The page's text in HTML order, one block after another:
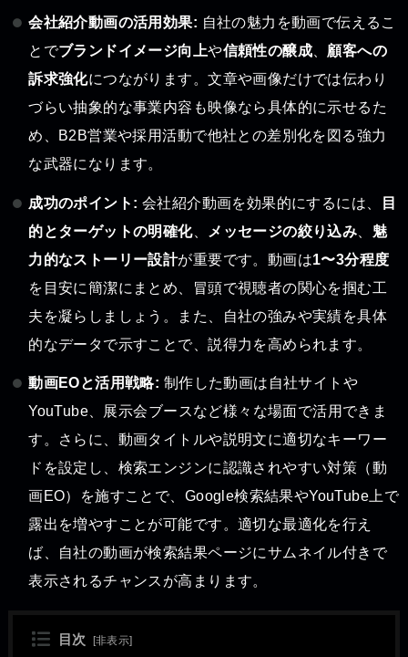
会社紹介動画の活用効果: 自社の魅力を動画で伝えるこ
とでブランドイメージ向上や信頼性の醸成
顧客への
訴求強化につながります。文章や画像だけでは伝わり
づらい抽象的な事業内容も映像なら具体的に示せるた
め、B2B営業や採用活動で他社との差別化を図る強力
な武器になります。
成功のポイント: 会社紹介動画を効果的にするには、
目
的とターゲットの明確化、 メッセージの絞り込み
魅
力的なストーリー設計が重要です。動画は1〜3分程度
を目安に簡潔にまとめ、冒頭で視聴者の関心を掴む工
夫を凝らしましょう。また、自社の強みや実績を具体
的なデータで示すことで、説得力を高められます。
動画EOと活用戦略: 制作した動画は自社サイトや
YouTube、展示会ブースなど様々な場面で活用できま
す。さらに、動画タイトルや説明文に適切なキーワー
ドを設定し、検索エンジンに認識されやすい対策（動
画EO）を施すことで、Google検索結果やYouTube上で
露出を増やすことが可能です。適切な最適化を行え
ば、自社の動画が検索結果ページにサムネイル付きで
表示されるチャンスが高まります。
目次 [非表示]